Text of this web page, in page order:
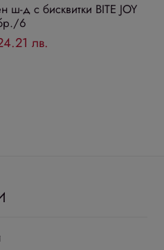
ш-д с бисквитки BITE JOY
6
лв.